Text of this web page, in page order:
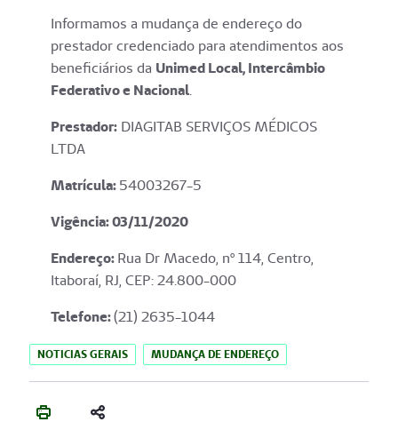
Informamos a mudança de endereço do
prestador credenciado para atendimentos aos
beneficiários da Unimed Local, Intercâmbio
Federativo e Nacional.
Prestador: DIAGITAB SERVIÇOS MÉDICOS
LTDA
Matrícula:54003267-5
Vigência: 03/11/2020
Endereço:Rua Dr Macedo, nº 114, Centro,
Itaboraí, RJ, CEP: 24.800-000
Telefone:(21) 2635-1044
NOTICIAS GERAIS MUDANÇA DE ENDEREÇO